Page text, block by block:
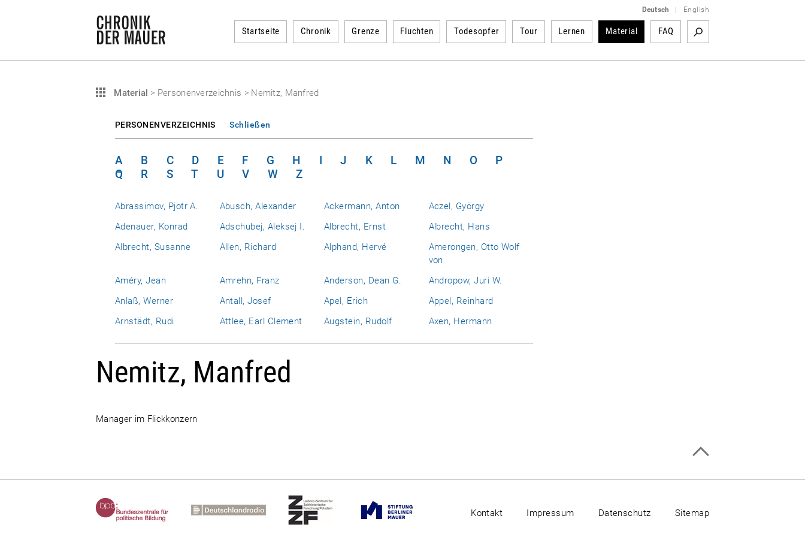
Deutsch English
Startseite Chronik Grenze Fluchten Todesopfer Tour Lernen Material FAQ
Material > Personenverzeichnis > Nemitz, Manfred
PERSONENVERZEICHNIS Schließen
A B C D E F G H I J K L M N O
P
Q
R S T U V W Z
Abrassimov, Pjotr A. Abusch, Alexander Ackermann, Anton
Aczel, György
Adenauer, Konrad
Adschubej, Aleksej I. Albrecht, Ernst
Albrecht, Hans
Albrecht, Susanne
Allen, Richard Alphand, Hervé
Amerongen, Otto Wolf
von
Améry, Jean
Amrehn, Franz Anderson, Dean G.
Andropow, Juri W.
Anlaß, Werner
Antall, Josef Apel, Erich
Appel, Reinhard
Arnstädt, Rudi
Attlee, Earl Clement Augstein, Rudolf Axen, Hermann
Nemitz, Manfred
Manager im Flickkonzern
Kontakt Impressum Datenschutz Sitemap